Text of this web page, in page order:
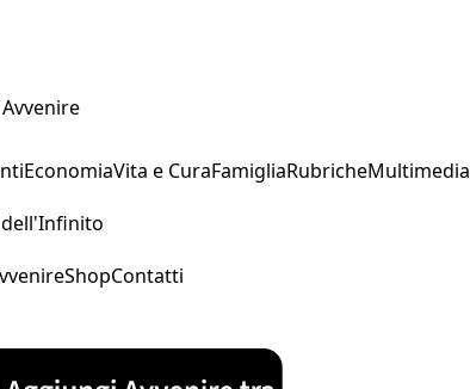
EconomiaVita e CuraFamigliaRubricheMultimedia
ShopContatti